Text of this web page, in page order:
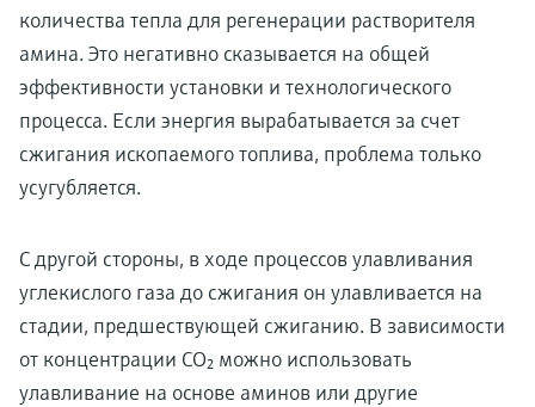
количества тепла для регенерации растворителя
амина. Это негативно сказывается на общей
эффективности установки и технологического
процесса. Если энергия вырабатывается за счет
сжигания ископаемого топлива, проблема только
усугубляется.
С другой стороны, в ходе процессов улавливания
углекислого газа до сжигания он улавливается на
стадии, предшествующей сжиганию. В зависимости
от концентрации CO₂ можно использовать
улавливание на основе аминов или другие